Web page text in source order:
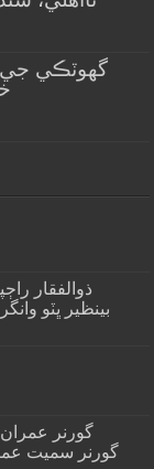
گهوٽڪي جي
ذوالفقار
بينظير ڀٽو
گورنر سميت